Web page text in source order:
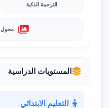
الترجمة الذكية
محول PDF إلى صور
المستويات الدراسية
التعليم الابتدائي